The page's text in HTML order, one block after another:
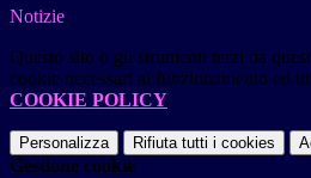
Notizie
Questo sito o gli strumenti terzi da
cookie necessari al funzionamento ed
COOKIE POLICY.
Personalizza Rifiuta tutti i cookies
Gestione cookie